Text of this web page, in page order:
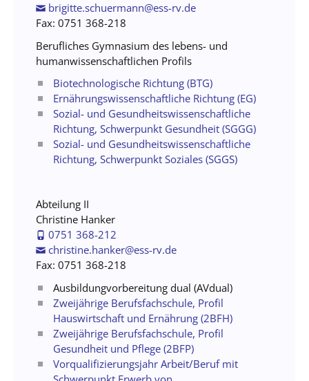
brigitte.schuermann@ess-rv.de
Fax: 0751 368-218
Berufliches Gymnasium des lebens- und
humanwissenschaftlichen Profils
Biotechnologische Richtung (BTG)
Ernährungswissenschaftliche Richtung (EG)
Sozial- und Gesundheitswissenschaftliche
Richtung, Schwerpunkt Gesundheit (SGGG)
Sozial- und Gesundheitswissenschaftliche
Richtung, Schwerpunkt Soziales (SGGS)
Abteilung II
Christine Hanker
0751 368-212
christine.hanker@ess-rv.de
Fax: 0751 368-218
Ausbildungvorbereitung dual (AVdual)
Zweijährige Berufsfachschule, Profil
Hauswirtschaft und Ernährung (2BFH)
Zweijährige Berufsfachschule, Profil
Gesundheit und Pflege (2BFP)
Vorqualifizierungsjahr Arbeit/Beruf mit